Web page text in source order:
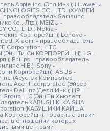
Apple Inc. (Эпл Инк.); Huawei и
CO., LTD. (ХУАВЕЙ
Samsung
Ко., Лтд.); MEIZU -
CO., LTD.; Nokia -
Корпорейшн); Lenovo -
Xiaomi - правообладатель
Corporation; HTC -
(Эйч-Ти-Си КОРПОРЕЙШН); LG -
Philips - правообладатель
Н.В.); Sony -
Корпорейшн); ASUS -
(Асустек Компьютер
Acer Incorporated (Эйсер
Dell Inc.(Делл Инк.); HP -
LLC (ЭйчПи Хьюлетт
KABUSHIKI KAISHA
(КАБУШИКИ КАЙША
Товарные знаки
в отношении которых
центрами